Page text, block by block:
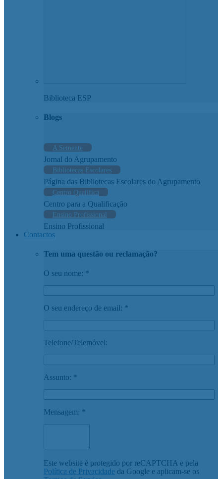
Biblioteca ESP
Blogs
A Semente
Jornal do Agrupamento
Bibliotecas Escolares
Página das Bibliotecas Escolares do Agrupamento
Centro Qualifica
Centro para a Qualificação
Ensino Profissional
Ensino Profissional
Contactos
Tem uma questão ou reclamação?
O seu nome: *
O seu endereço de email: *
Telefone/Telemóvel:
Assunto: *
Mensagem: *
Este website é protegido por reCAPTCHA e pela
Política de Privacidade da Google e aplicam-se os